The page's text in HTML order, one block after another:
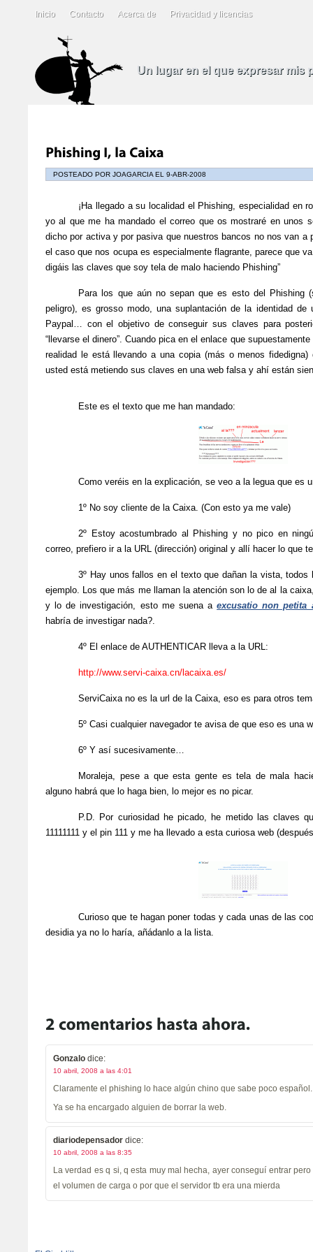
Inicio Contacto Acerca de Privacidad y licencias
Un lugar en el que expresar mis
POSTEADO POR JOAGARCIA EL 9-ABR-2008
¡Ha llegado a su localidad el Phishing, especialidad en
yo al que me ha mandado el correo que os mostraré en unos
dicho por activa y por pasiva que nuestros bancos no nos van a
el caso que nos ocupa es especialmente flagrante, parece que
digáis las claves que soy tela de malo haciendo Phishing”
Para los que aún no sepan que es esto del Phishing
peligro), es grosso modo, una suplantación de la identidad
Paypal… con el objetivo de conseguir sus claves para
“llevarse el dinero”. Cuando pica en el enlace que
realidad le está llevando a una copia (más o menos
usted está metiendo sus claves en una web falsa y ahí están
Este es el texto que me han mandado:
Como veréis en la explicación, se veo a la legua que es
1º No soy cliente de la Caixa. (Con esto ya me vale)
2º Estoy acostumbrado al Phishing y no pico en
correo, prefiero ir a la URL (dirección) original y allí hacer lo que
3º Hay unos fallos en el texto que dañan la vista, todos
ejemplo. Los que más me llaman la atención son lo de al la
y lo de investigación, esto me suena aexcusatio non petita
habría de investigar nada?.
4º El enlace de AUTHENTICAR lleva a la URL:
http://www.servi-caixa.cn/lacaixa.es/
ServiCaixa no es la url de la Caixa, eso es para otros
5º Casi cualquier navegador te avisa de que eso es una
6º Y así sucesivamente…
Moraleja, pese a que esta gente es tela de mala
alguno habrá que lo haga bien, lo mejor es no picar.
P.D. Por curiosidad he picado, he metido las claves
11111111 y el pin 111 y me ha llevado a esta curiosa web
Curioso que te hagan poner todas y cada unas de las
desidia ya no lo haría, añádanlo a la lista.
Gonzalo dice:
10 abril, 2008 a las 4:01
Claramente el phishing lo hace algún chino que sabe poco español.
Ya se ha encargado alguien de borrar la web.
diariodepensador dice:
10 abril, 2008 a las 8:35
La verdad es q si, q esta muy mal hecha, ayer conseguí entrar
el volumen de carga o por que el servidor tb era una mierda